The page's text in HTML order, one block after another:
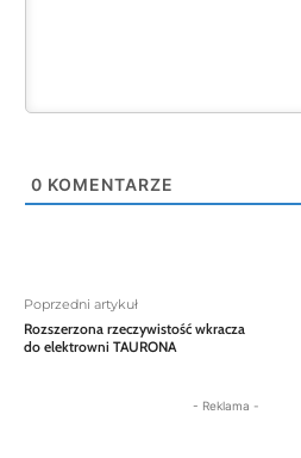
0 KOMENTARZE
Poprzedni artykuł
Rozszerzona rzeczywistość wkracza
do elektrowni TAURONA
- Reklama -